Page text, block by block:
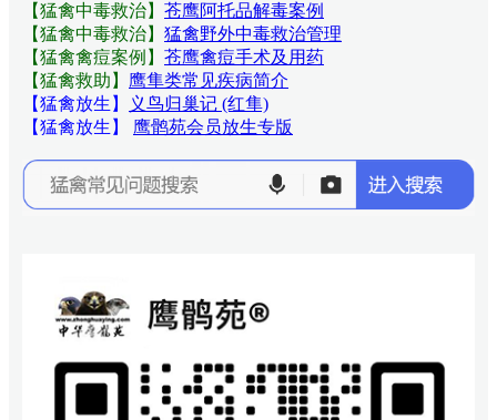
【猛禽中毒救治】 苍鹰阿托品解毒案例
【猛禽中毒救治】 猛禽野外中毒救治管理
【猛禽禽痘案例】 苍鹰禽痘手术及用药
【猛禽救助】 鹰隼类常见疾病简介
【猛禽放生】
义鸟归巢记 (红隼)
【猛禽放生】
鹰鹘苑会员放生专版